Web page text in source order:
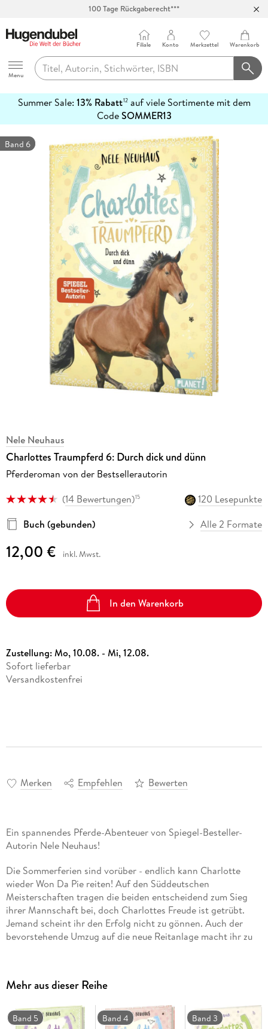
100 Tage Rückgaberecht***
Hugendubel
Menu
Filiale Konto Merkzettel Warenkorb
Summer Sale: 13% Rabatt12auf viele Sortimente mit dem
CodeSOMMER13
erfahren
Band 6
Nele Neuhaus
Charlottes Traumpferd 6: Durch dick und dünn
Pferderoman von der Bestsellerautorin
(14 Bewertungen)15
120 Lesepunkte
Buch (gebunden)
Alle 2 Formate
12,00 € inkl. Mwst.
In den Warenkorb
Zustellung:Mo, 10.08. - Mi, 12.08.
Sofort lieferbar
Versandkostenfrei
Merken Empfehlen Bewerten
Ein spannendes Pferde-Abenteuer von Spiegel-Besteller-
Autorin Nele Neuhaus!
Die Sommerferien sind vorüber - endlich kann Charlotte
wieder Won Da Pie reiten! Auf den Süddeutschen
Meisterschaften tragen die beiden entscheidend zum Sieg
ihrer Mannschaft bei, doch Charlottes Freude ist getrübt.
Jemand scheint ihr den Erfolg nicht zu gönnen. Auch der
bevorstehende Umzug auf die neue Reitanlage macht ihr zu
Freundin Katie müssen rasch handeln. Wird es ihnen
gelingen, alle Pferde zu retten und in Sicherheit zu bringen?
Mehr aus dieser Reihe
Band 5 Band 4 Band 3